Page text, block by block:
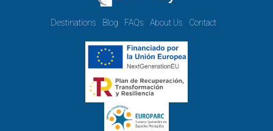
Destinations Blog FAQs About Us Contact